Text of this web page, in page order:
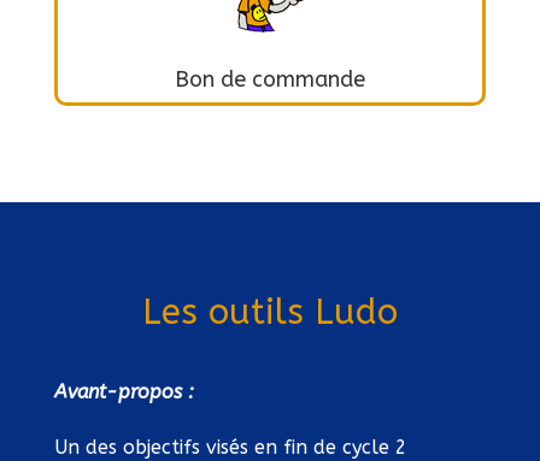
Bon de commande
Les outils Ludo
Avant-propos :
Un des objectifs visés en fin de cycle 2